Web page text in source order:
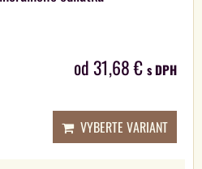
od 31,68 € s DPH
VYBERTE VARIANT